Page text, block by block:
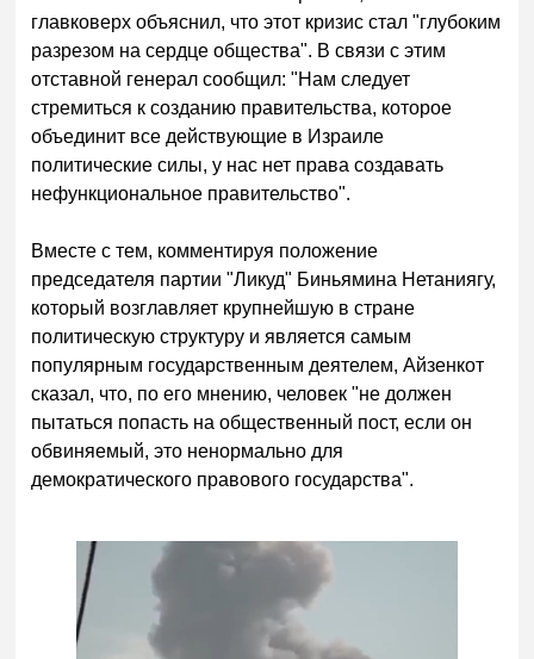
главковерх объяснил, что этот кризис стал "глубоким
разрезом на сердце общества". В связи с этим
отставной генерал сообщил: "Нам следует
стремиться к созданию правительства, которое
объединит все действующие в Израиле
политические силы, у нас нет права создавать
нефункциональное правительство".
Вместе с тем, комментируя положение
председателя партии "Ликуд" Биньямина Нетаниягу,
который возглавляет крупнейшую в стране
политическую структуру и является самым
популярным государственным деятелем, Айзенкот
сказал, что, по его мнению, человек "не должен
пытаться попасть на общественный пост, если он
обвиняемый, это ненормально для
демократического правового государства".